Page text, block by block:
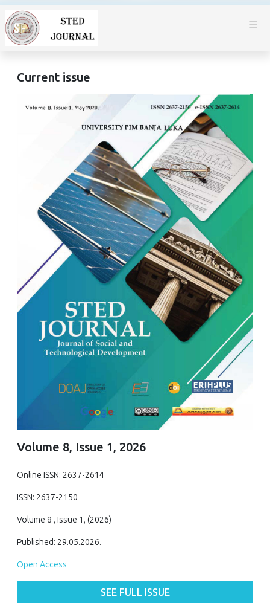
Current issue
Volume 8, Issue 1, 2026
Online ISSN: 2637-2614
ISSN: 2637-2150
Volume 8 , Issue 1, (2026)
Published: 29.05.2026.
Open Access
SEE FULL ISSUE